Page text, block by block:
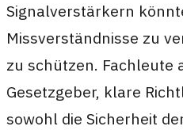
Signalverstärkern
Missverständnisse zu
zu schützen. Fachleute
Gesetzgeber, klare
sowohl die Sicherheit